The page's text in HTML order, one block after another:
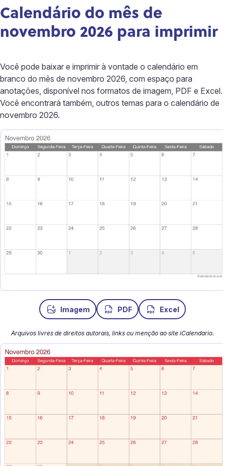
Calendário do mês de
novembro 2026 para imprimir
Você pode baixar e imprimir à vontade o calendário em
branco do mês de novembro 2026, com espaço para
anotações, disponível nos formatos de imagem, PDF e Excel.
Você encontrará também, outros temas para o calendário de
novembro 2026.
Imagem PDF Excel
Arquivos livres de direitos autorais, links ou menção ao site iCalendario.